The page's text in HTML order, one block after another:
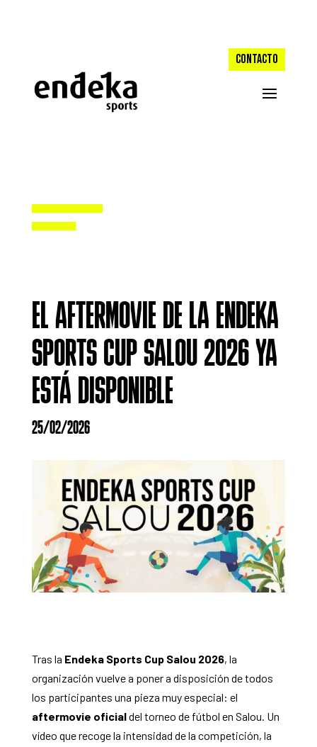
CONTACTO
EL AFTERMOVIE DE LA ENDEKA
SPORTS CUP SALOU 2026 YA
ESTÁ DISPONIBLE
25/02/2026
Tras la Endeka Sports Cup Salou 2026, la
organización vuelve a poner a disposición de todos
los participantes una pieza muy especial: el
aftermovie oficialdel torneo de fútbol en Salou. Un
vídeo que recoge la intensidad de la competición, la